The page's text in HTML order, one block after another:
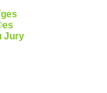
Jury